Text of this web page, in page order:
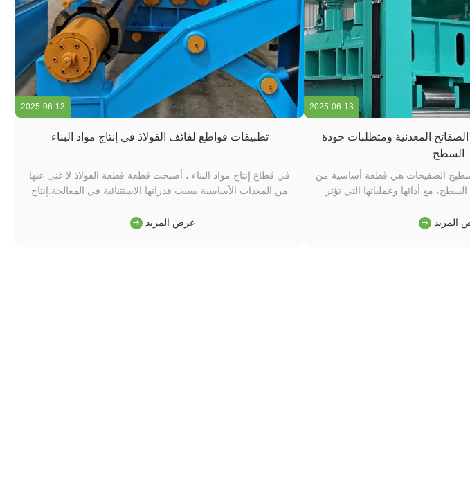
2025-06-13
المعدنية ومتطلبات جودة
السطح
الصفيحات هي قطعة أساسية من
مع أدائها وعملياتها التي تؤثر
سطحية صارمة، مثل الأوراق المطلية
المزيد
2025-06-13
تطبيقات قواطع لفائف الفولاذ في إنتاج مواد البناء
في قطاع إنتاج مواد البناء ، أصبحت قطعة قطعة الفولاذ لا غنى عنها
من المعدات الأساسية بسبب قدراتها الاستثنائية في المعالجة.إنتاج
تعتمد بشكل كبير على قطعة الفولاذ لفائف.التي توفر مواد أساسية
عرض المزيد